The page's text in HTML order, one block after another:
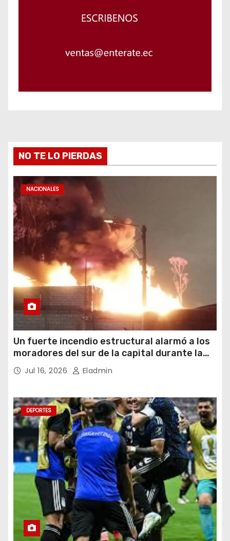
NO TE LO PIERDAS
NACIONALES
Un fuerte incendio estructural alarmó a los
moradores del sur de la capital durante la
noche del miércoles 15 de julio de 2026
Jul 16, 2026 Eladmin
DEPORTES